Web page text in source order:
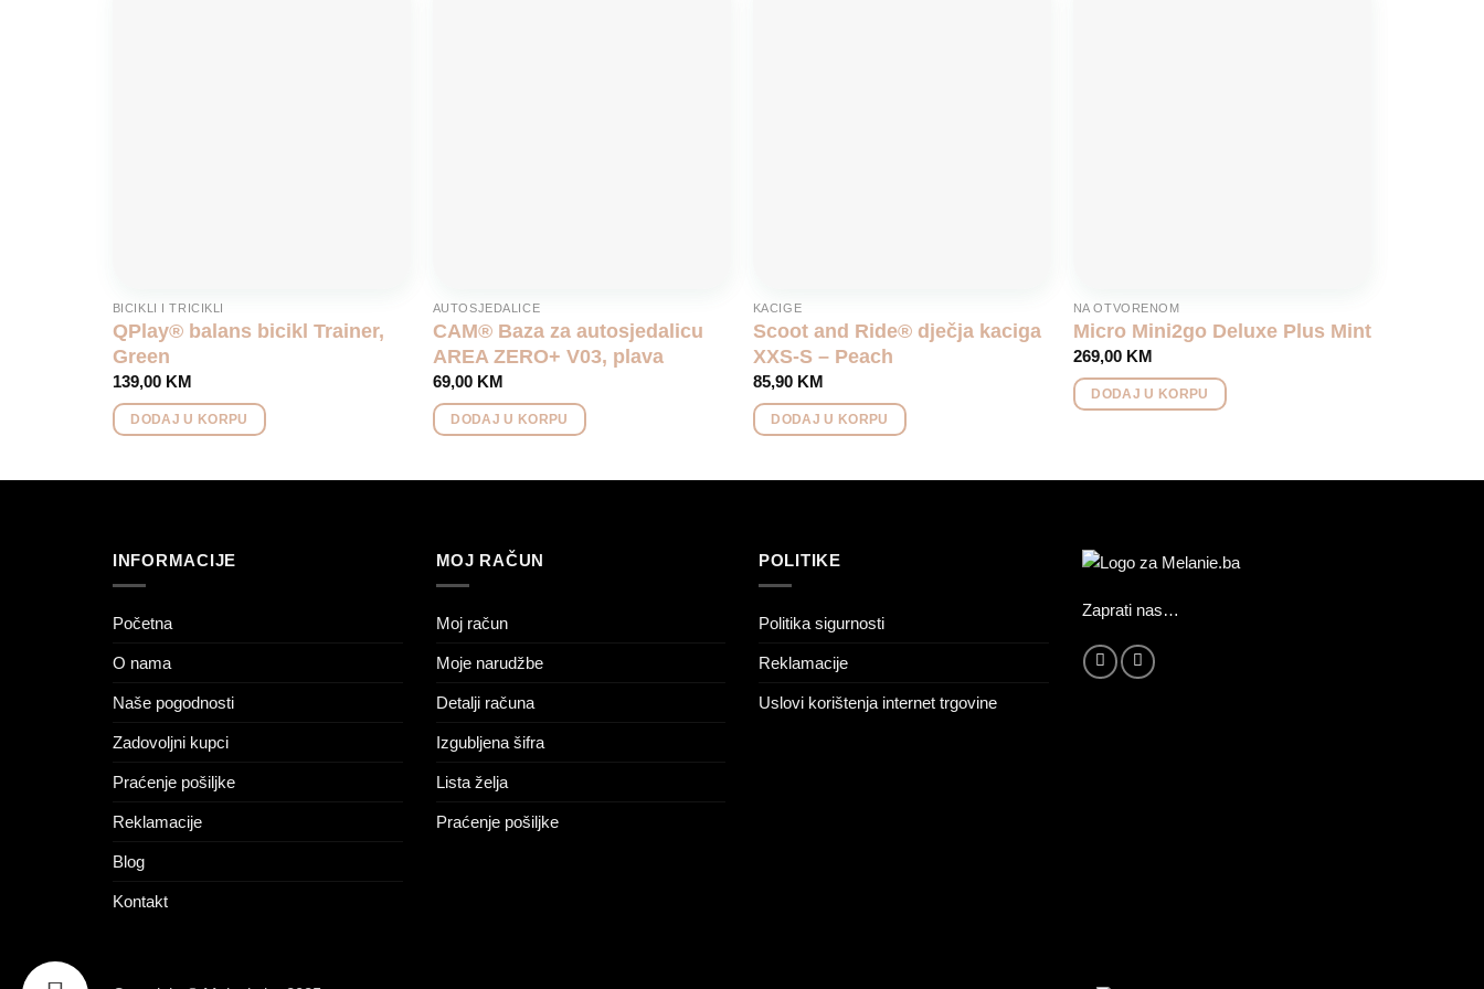
BICIKLI I TRICIKLI
QPlay® balans bicikl Trainer,
Green
139,00 KM
DODAJ U KORPU
AUTOSJEDALICE
CAM® Baza za autosjedalicu
AREA ZERO+ V03, plava
69,00 KM
DODAJ U KORPU
KACIGE
Scoot and Ride® dječja kaciga
XXS-S – Peach
85,90 KM
DODAJ U KORPU
NA OTVORENOM
Micro Mini2go Deluxe Plus Mint
269,00 KM
DODAJ U KORPU
INFORMACIJE
Početna
O nama
Naše pogodnosti
Zadovoljni kupci
Praćenje pošiljke
Reklamacije
Blog
Kontakt
MOJ RAČUN
Moj račun
Moje narudžbe
Detalji računa
Izgubljena šifra
Lista želja
Praćenje pošiljke
POLITIKE
Politika sigurnosti
Reklamacije
Uslovi korištenja internet trgovine
Zaprati nas…